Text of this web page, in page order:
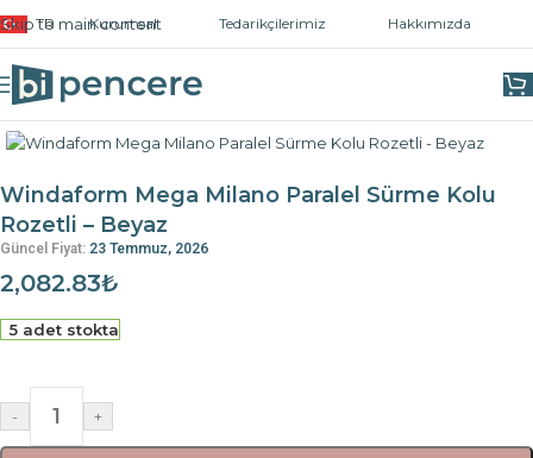
Skip to main content
TR Kurumsal Tedarikçilerimiz Hakkımızda
Ana Sayfa
Windaform Mega Milano Paralel Sürme Kolu
Rozetli – Beyaz
Güncel Fiyat: 23 Temmuz, 2026
2,082.83₺
5 adet stokta
- +